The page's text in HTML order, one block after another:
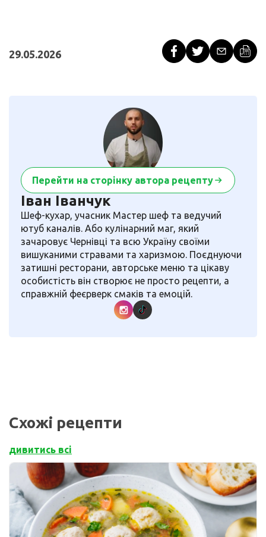
29.05.2026
Перейти на сторінку автора рецепту
Іван Іванчук
Шеф-кухар, учасник Мастер шеф та ведучий
ютуб каналів. Або кулінарний маг, який
зачаровує Чернівці та всю Україну своїми
вишуканими стравами та харизмою. Поєднуючи
затишні ресторани, авторське меню та цікаву
особистість він створює не просто рецепти, а
справжній феєрверк смаків та емоцій.
Схожі рецепти
дивитись всі